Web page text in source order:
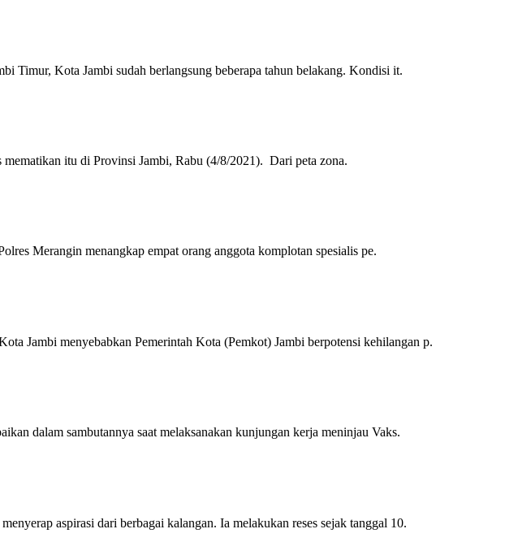
Timur, Kota Jambi sudah berlangsung beberapa tahun belakang. Kondisi it.
itu di Provinsi Jambi, Rabu (4/8/2021). Dari peta zona.
Merangin menangkap empat orang anggota komplotan spesialis pe.
Jambi menyebabkan Pemerintah Kota (Pemkot) Jambi berpotensi kehilangan p.
dalam sambutannya saat melaksanakan kunjungan kerja meninjau Vaks.
aspirasi dari berbagai kalangan. Ia melakukan reses sejak tanggal 10.